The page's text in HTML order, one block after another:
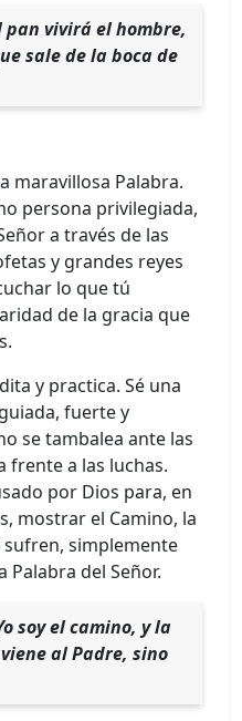
pan vivirá el hombre,
sale de la boca de
maravillosa Palabra.
persona privilegiada,
a través de las
y grandes reyes
lo que tú
de la gracia que
y practica. Sé una
fuerte y
se tambalea ante las
frente a las luchas.
por Dios para, en
mostrar el Camino, la
sufren, simplemente
del Señor.
soy el camino, y la
al Padre, sino